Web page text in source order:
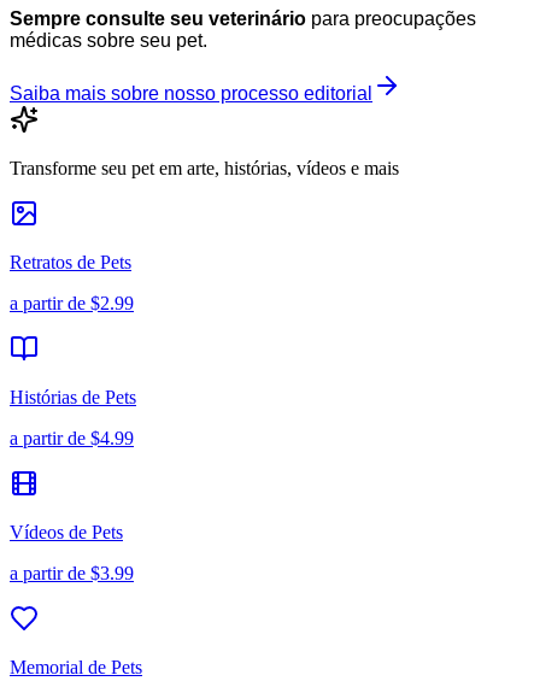
Sempre consulte seu veterinário para preocupações
médicas sobre seu pet.
Saiba mais sobre nosso processo editorial
Transforme seu pet em arte, histórias, vídeos e mais
Retratos de Pets
a partir de $2.99
Histórias de Pets
a partir de $4.99
Vídeos de Pets
a partir de $3.99
Memorial de Pets